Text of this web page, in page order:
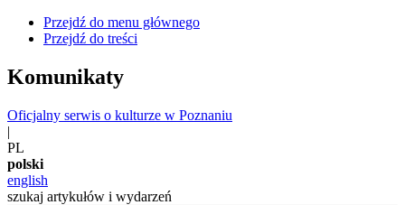
Przejdź do menu głównego
Przejdź do treści
Komunikaty
Oficjalny serwis o kulturze w Poznaniu
|
PL
polski
english
szukaj artykułów i wydarzeń